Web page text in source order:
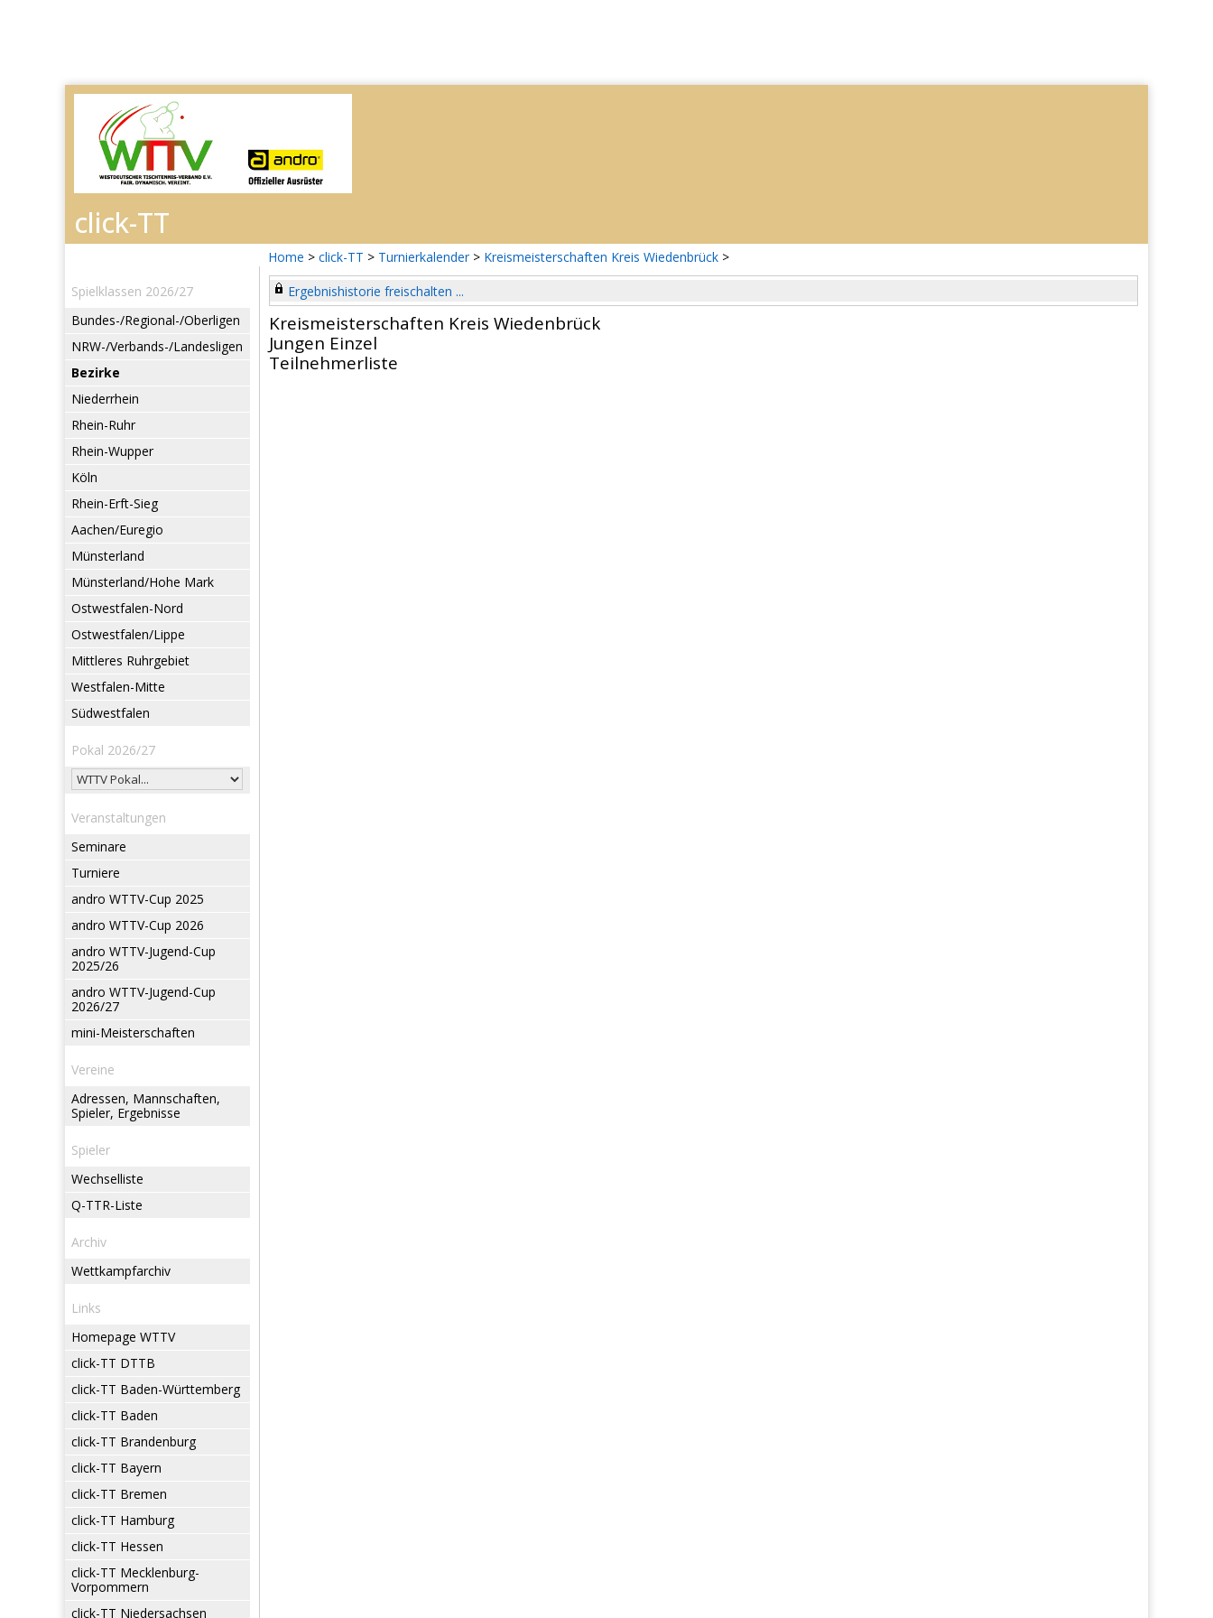
Home > click-TT > Turnierkalender > Kreismeisterschaften Kreis Wiedenbrück >
Spielklassen 2026/27
Bundes-/Regional-/Oberligen
NRW-/Verbands-/Landesligen
Bezirke
Niederrhein
Rhein-Ruhr
Rhein-Wupper
Köln
Rhein-Erft-Sieg
Aachen/Euregio
Münsterland
Münsterland/Hohe Mark
Ostwestfalen-Nord
Ostwestfalen/Lippe
Mittleres Ruhrgebiet
Westfalen-Mitte
Südwestfalen
Pokal 2026/27
Veranstaltungen
Seminare
Turniere
andro WTTV-Cup 2025
andro WTTV-Cup 2026
andro WTTV-Jugend-Cup
2025/26
andro WTTV-Jugend-Cup
2026/27
mini-Meisterschaften
Vereine
Adressen, Mannschaften,
Spieler, Ergebnisse
Spieler
Wechselliste
Q-TTR-Liste
Archiv
Wettkampfarchiv
Links
Homepage WTTV
click-TT DTTB
click-TT Baden-Württemberg
click-TT Baden
click-TT Brandenburg
click-TT Bayern
click-TT Bremen
click-TT Hamburg
click-TT Hessen
click-TT Mecklenburg-
Vorpommern
click-TT Niedersachsen
Ergebnishistorie freischalten ...
Kreismeisterschaften Kreis Wiedenbrück
Jungen Einzel
Teilnehmerliste